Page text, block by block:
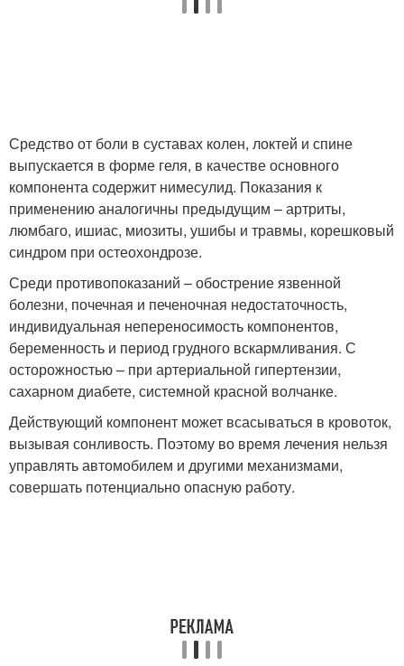
Средство от боли в суставах колен, локтей и спине
выпускается в форме геля, в качестве основного
компонента содержит нимесулид. Показания к
применению аналогичны предыдущим – артриты,
люмбаго, ишиас, миозиты, ушибы и травмы, корешковый
синдром при остеохондрозе.
Среди противопоказаний – обострение язвенной
болезни, почечная и печеночная недостаточность,
индивидуальная непереносимость компонентов,
беременность и период грудного вскармливания. С
осторожностью – при артериальной гипертензии,
сахарном диабете, системной красной волчанке.
Действующий компонент может всасываться в кровоток,
вызывая сонливость. Поэтому во время лечения нельзя
управлять автомобилем и другими механизмами,
совершать потенциально опасную работу.